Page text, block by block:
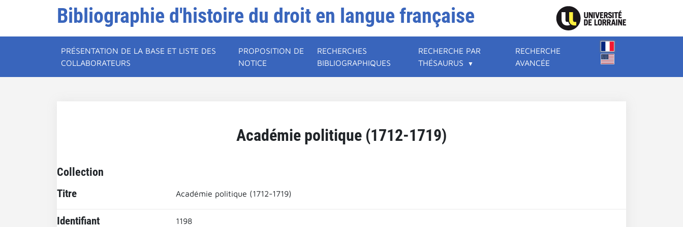
Bibliographie d'histoire du droit en langue française
PRÉSENTATION DE LA BASE ET LISTE DES
COLLABORATEURS
PROPOSITION DE
NOTICE
RECHERCHES
BIBLIOGRAPHIQUES
RECHERCHE PAR
THÉSAURUS
RECHERCHE
AVANCÉE
Académie politique (1712-1719)
Collection
Titre Académie politique (1712-1719)
Identifiant 1198